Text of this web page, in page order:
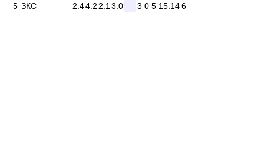
5 ЗКС 2:44:2 2:1 3:0 3 0 5 15:146